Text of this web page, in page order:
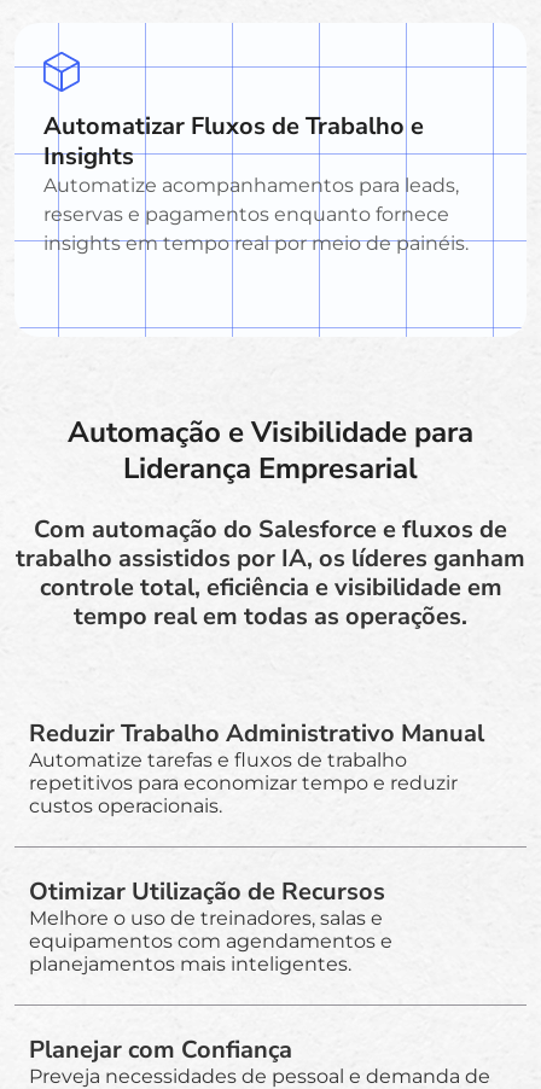
Automatizar Fluxos de Trabalho e
Insights
Automatize acompanhamentos para leads,
reservas e pagamentos enquanto fornece
insights em tempo real por meio de painéis.
Automação e Visibilidade para
Liderança Empresarial
Com automação do Salesforce e fluxos de
trabalho assistidos por IA, os líderes ganham
controle total, eficiência e visibilidade em
tempo real em todas as operações.
Reduzir Trabalho Administrativo Manual
Automatize tarefas e fluxos de trabalho
repetitivos para economizar tempo e reduzir
custos operacionais.
Otimizar Utilização de Recursos
Melhore o uso de treinadores, salas e
equipamentos com agendamentos e
planejamentos mais inteligentes.
Planejar com Confiança
Preveja necessidades de pessoal e demanda de